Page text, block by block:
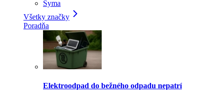
Syma
Všetky značky
Poradňa
Elektroodpad do bežného odpadu nepatrí